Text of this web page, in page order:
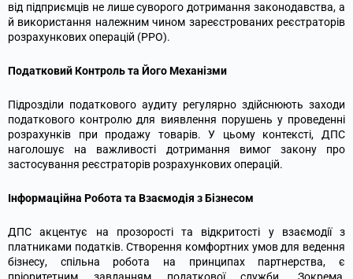
від підприємців не лише суворого дотримання законодавства, а
й використання належним чином зареєстрованих реєстраторів
розрахункових операцій (РРО).
Податковий Контроль та Його Механізми
Підрозділи податкового аудиту регулярно здійснюють заходи
податкового контролю для виявлення порушень у проведенні
розрахунків при продажу товарів. У цьому контексті, ДПС
наголошує на важливості дотримання вимог закону про
застосування реєстраторів розрахункових операцій.
Інформаційна Робота та Взаємодія з Бізнесом
ДПС акцентує на прозорості та відкритості у взаємодії з
платниками податків. Створення комфортних умов для ведення
бізнесу, спільна робота на принципах партнерства, є